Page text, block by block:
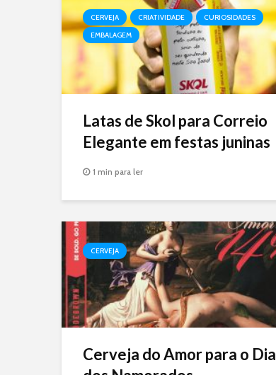
CERVEJA CRIATIVIDADE
CURIOSIDADES
EMBALAGEM
Latas de Skol para Correio
Elegante em festas juninas
1 min para ler
CERVEJA
Cerveja do Amor para o Dia